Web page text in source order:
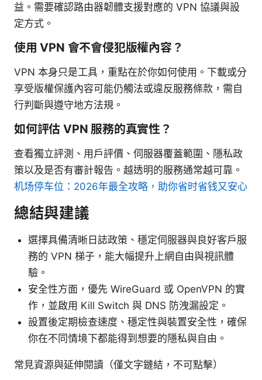
益。需要確認路由器韌體支援對應的 VPN 協議與設
定方式。
使用 VPN 會不會侵犯版權內容？
VPN 本身只是工具，重點在於你如何使用。下載或分
享受版權保護內容可能仍觸法或違反服務條款，需自
行判斷與遵守地方法規。
如何評估 VPN 服務的真實性？
查看獨立評測、用戶評價、伺服器覆蓋範圍、隱私政
策以及是否有審計報告。越透明的服務通常越可靠。
机场停车位：2026年最全攻略，助你省时省钱又安心
總結與建議
選擇具備清晰日誌政策、穩定伺服器與良好客戶服
務的 VPN 梯子，能大幅提升上網自由與視訊體
驗。
安全性方面，優先 WireGuard 或 OpenVPN 的實
作，並啟用 Kill Switch 與 DNS 防洩漏設定。
設置後定期檢查速度、穩定性與裝置安全性，確保
你在不同情境下都能得到想要的隱私與自由。
常見資源與延伸閱讀（僅文字鏈結，不可點擊）